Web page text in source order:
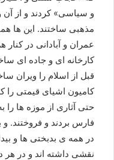
و سیاسی» کردند و از آن
مذهبی ساختند. این ها
عمران و آبادانی در کنار
کارخانه ای و جاده ای
قبل از اسلام را ویران
کامیون اشیای قیمتی را
حتی آثاری از موزه ها
فارس بردند و فروختند. و
در همه ی بدبختی ها و
نقشی داشته اند و در هر